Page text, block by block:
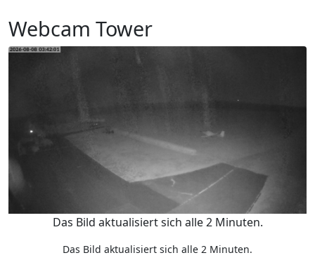
Webcam Tower
Das Bild aktualisiert sich alle 2 Minuten.
Das Bild aktualisiert sich alle 2 Minuten.